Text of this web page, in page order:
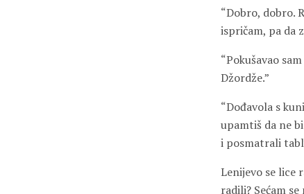
“Dobro, dobro.
ispričam, pa da
“Pokušavao
Džordže.”
“Dođavola s
upamtiš da ne
i posmatrali
Lenijevo se lice
radili? Sećam